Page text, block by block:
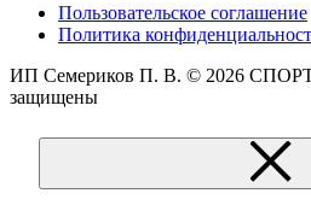
Пользовательское соглашение
Политика
ИП Семериков П. В. © 2026
защищены